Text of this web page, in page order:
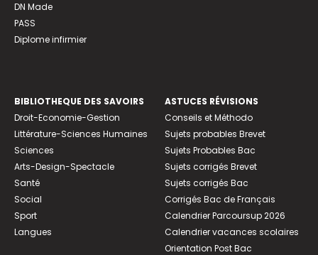
DN Made
PASS
Diplome infirmier
BIBLIOTHEQUE DES SAVOIRS
Droit-Economie-Gestion
Littérature-Sciences Humaines
Sciences
Arts-Design-Spectacle
Santé
Social
Sport
Langues
ASTUCES RÉVISIONS
Conseils et Méthodo
Sujets probables Brevet
Sujets Probables Bac
Sujets corrigés Brevet
Sujets corrigés Bac
Corrigés Bac de Français
Calendrier Parcoursup 2026
Calendrier vacances scolaires
Orientation Post Bac